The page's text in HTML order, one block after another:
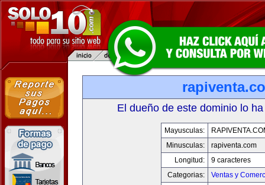
El dueño de este dominio lo
Mayusculas:
Minusculas:
rapiventa.com
Longitud:
9 caracteres
Categorias:
Ventas y